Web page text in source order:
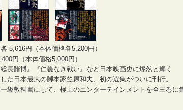
円（本体価格各5,200円）
円（本体価格5,000円）
長賭博』『仁義なき戦い』など日本映画史に燦然と輝く
た日本最大の脚本家笠原和夫、初の選集がついに刊行。
級教科書にして、極上のエンターテインメントを全三巻に